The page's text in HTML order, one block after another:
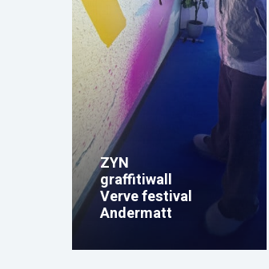
ZYN
graffitiwall
Verve festival
Andermatt